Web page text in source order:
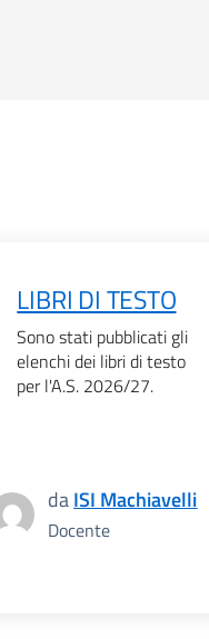
LIBRI DI TESTO
Sono stati pubblicati gli
elenchi dei libri di testo
per l'A.S. 2026/27.
daISI Machiavelli
Docente